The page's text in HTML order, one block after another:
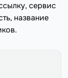
сервис
название